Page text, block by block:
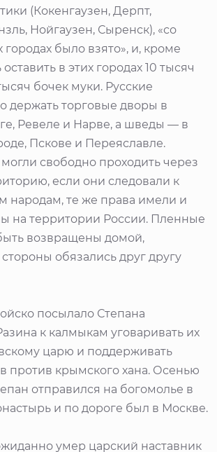
(Кокенгаузен, Дерпт,
Нойгаузен, Сыренск), «со
городах было взято», и, кроме
оставить в этих городах 10 тысяч
бочек муки. Русские
держать торговые дворы в
Ревеле и Нарве, а шведы — в
Пскове и Переяславле.
свободно проходить через
если они следовали к
народам, те же права имели и
на территории России. Пленные
возвращены домой,
обязались друг другу
посылало Степана
к калмыкам уговаривать их
царю и поддерживать
против крымского хана. Осенью
отправился на богомолье в
и по дороге был в Москве.
умер царский наставник